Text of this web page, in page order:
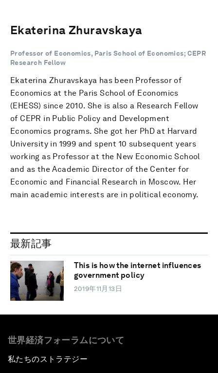
Ekaterina Zhuravskaya
Professor of Economics, Paris School of Economics; CEPR
Research Fellow
Ekaterina Zhuravskaya has been Professor of
Economics at the Paris School of Economics
(EHESS) since 2010. She is also a Research Fellow
of CEPR in Public Policy and Development
Economics programs. She got her PhD at Harvard
University in 1999 and spent 10 subsequent years
working as Professor at the New Economic School
and as the Academic Director of the Center for
Economic and Financial Research in Moscow. Her
main academic interests are in political economy.
最新記事
This is how the internet influences
government policy
2019年11月13日
世界経済フォーラムについて
私たちのストラテジー